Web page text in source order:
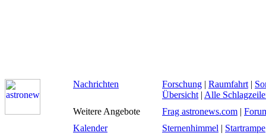
Nachrichten Forschung | Raumfahrt |
Übersicht | Alle
Weitere Angebote
Frag astronews.com |
Kalender
Sternenhimmel | Startrampe